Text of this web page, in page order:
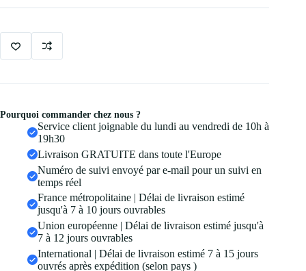
Pourquoi commander chez nous ?
Service client joignable du lundi au vendredi de 10h à
19h30
Livraison GRATUITE dans toute l'Europe
Numéro de suivi envoyé par e-mail pour un suivi en
temps réel
France métropolitaine | Délai de livraison estimé
jusqu'à 7 à 10 jours ouvrables
Union européenne | Délai de livraison estimé jusqu'à
7 à 12 jours ouvrables
International | Délai de livraison estimé 7 à 15 jours
ouvrés après expédition (selon pays )